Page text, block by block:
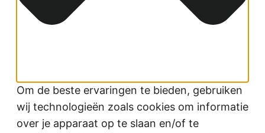
Om de beste ervaringen te bieden, gebruiken
wij technologieën zoals cookies om informatie
over je apparaat op te slaan en/of te